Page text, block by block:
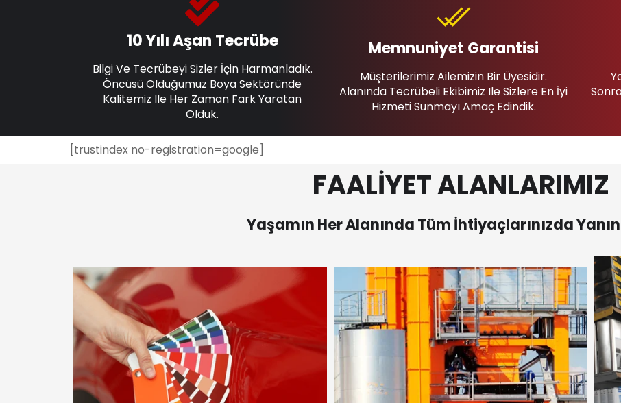
10 Yılı Aşan Tecrübe
Bilgi Ve Tecrübeyi Sizler İçin Harmanladık.
Öncüsü Olduğumuz Boya Sektöründe
Kalitemiz Ile Her Zaman Fark Yaratan
Olduk.
Memnuniyet Garantisi
Müşterilerimiz Ailemizin Bir Üyesidir.
Alanında Tecrübeli Ekibimiz Ile Sizlere En İyi
Hizmeti Sunmayı Amaç Edindik.
[trustindex no-registration=google]
FAALİYET ALANLARIMIZ
Yaşamın Her Alanında Tüm İhtiyaçlarınızda